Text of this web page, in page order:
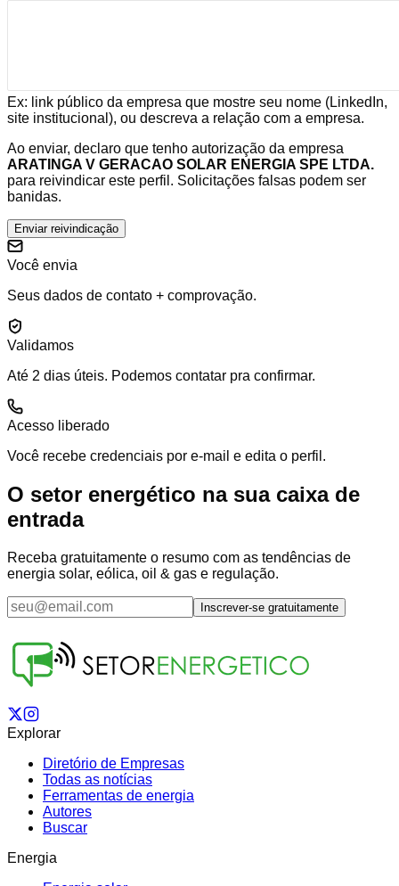
Ex: link público da empresa que mostre seu nome (LinkedIn,
site institucional), ou descreva a relação com a empresa.
Ao enviar, declaro que tenho autorização da empresa
ARATINGA V GERACAO SOLAR ENERGIA SPE LTDA.
para reivindicar este perfil. Solicitações falsas podem ser
banidas.
Enviar reivindicação
Você envia
Seus dados de contato + comprovação.
Validamos
Até 2 dias úteis. Podemos contatar pra confirmar.
Acesso liberado
Você recebe credenciais por e-mail e edita o perfil.
O setor energético na sua caixa de
entrada
Receba gratuitamente o resumo com as tendências de
energia solar, eólica, oil & gas e regulação.
Inscrever-se gratuitamente
Explorar
Diretório de Empresas
Todas as notícias
Ferramentas de energia
Autores
Buscar
Energia